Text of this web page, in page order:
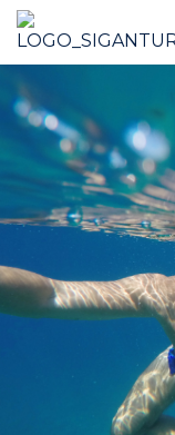
Français